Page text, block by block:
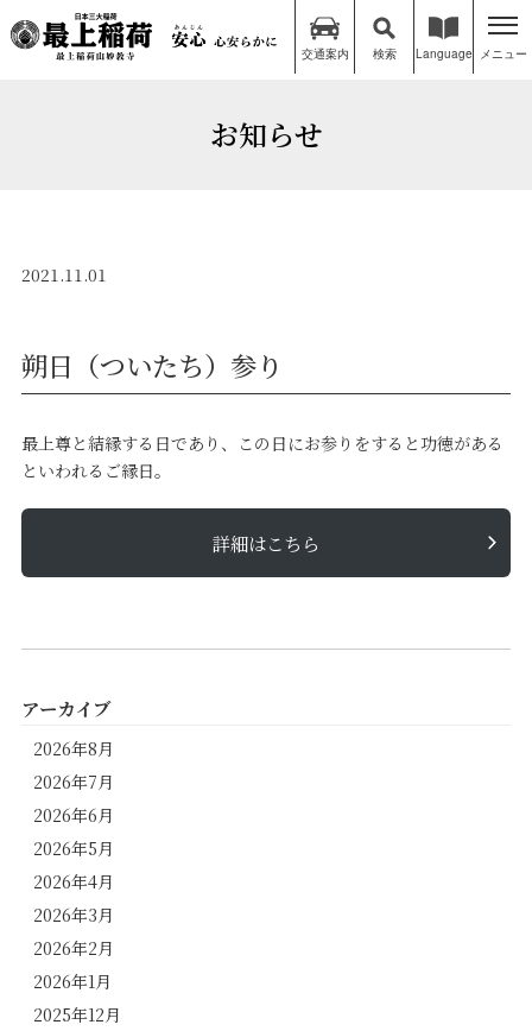
交通案内 検索 Language メニュー
お知らせ
2021.11.01
朔日（ついたち）参り
最上尊と結縁する日であり、この日にお参りをすると功徳がある
といわれるご縁日。
詳細はこちら
アーカイブ
2026年8月
2026年7月
2026年6月
2026年5月
2026年4月
2026年3月
2026年2月
2026年1月
2025年12月